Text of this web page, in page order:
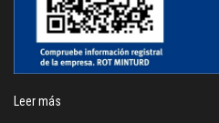
Leer más